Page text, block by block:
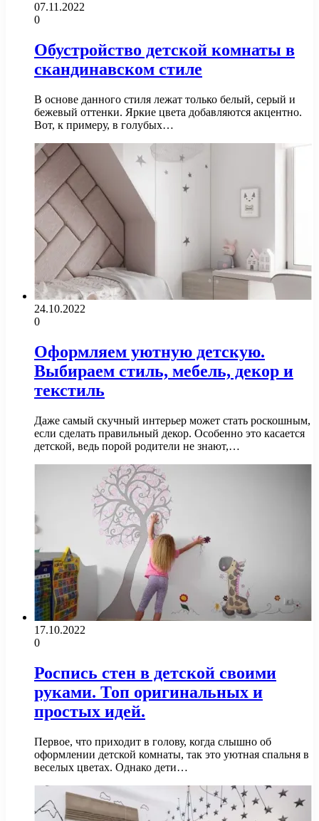
07.11.2022
0
Обустройство детской комнаты в
скандинавском стиле
В основе данного стиля лежат только белый, серый и
бежевый оттенки. Яркие цвета добавляются акцентно.
Вот, к примеру, в голубых…
24.10.2022
0
Оформляем уютную детскую.
Выбираем стиль, мебель, декор и
текстиль
Даже самый скучный интерьер может стать роскошным,
если сделать правильный декор. Особенно это касается
детской, ведь порой родители не знают,…
17.10.2022
0
Роспись стен в детской своими
руками. Топ оригинальных и
простых идей.
Первое, что приходит в голову, когда слышно об
оформлении детской комнаты, так это уютная спальня в
веселых цветах. Однако дети…